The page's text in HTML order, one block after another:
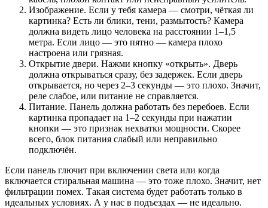
Изображение. Если у тебя камера — смотри, чёткая ли
картинка? Есть ли блики, тени, размытость? Камера
должна видеть лицо человека на расстоянии 1–1,5
метра. Если лицо — это пятно — камера плохо
настроена или грязная.
Открытие двери. Нажми кнопку «открыть». Дверь
должна открываться сразу, без задержек. Если дверь
открывается, но через 2–3 секунды — это плохо. Значит,
реле слабое, или питание не справляется.
Питание. Панель должна работать без перебоев. Если
картинка пропадает на 1–2 секунды при нажатии
кнопки — это признак нехватки мощности. Скорее
всего, блок питания слабый или неправильно
подключён.
Если панель глючит при включении света или когда
включается стиральная машина — это тоже плохо. Значит, нет
фильтрации помех. Такая система будет работать только в
идеальных условиях. А у нас в подъездах — не идеально.